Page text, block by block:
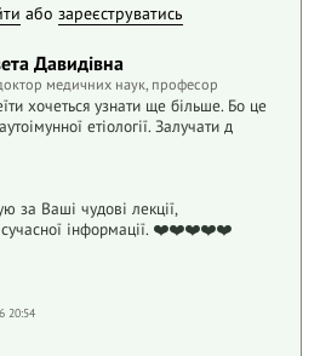
або зареєструватись
Давидівна
медичних наук, професор
хочеться узнати ще більше. Бо це
етіології. Залучати д
за Ваші чудові лекції,
сучасної інформації. ❤️❤️❤️❤️❤️
20:54